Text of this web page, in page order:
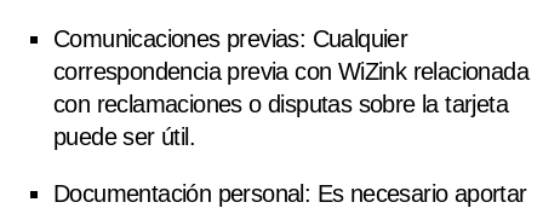
Comunicaciones previas: Cualquier
correspondencia previa con WiZink relacionada
con reclamaciones o disputas sobre la tarjeta
puede ser útil.
Documentación personal: Es necesario aportar